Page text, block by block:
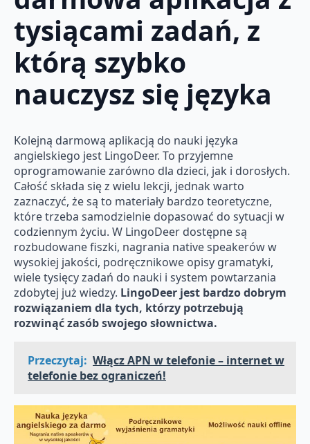
tysiącami zadań, z
którą szybko
nauczysz się języka
Kolejną darmową aplikacją do nauki języka
angielskiego jest LingoDeer. To przyjemne
oprogramowanie zarówno dla dzieci, jak i dorosłych.
Całość składa się z wielu lekcji, jednak warto
zaznaczyć, że są to materiały bardzo teoretyczne,
które trzeba samodzielnie dopasować do sytuacji w
codziennym życiu. W LingoDeer dostępne są
rozbudowane fiszki, nagrania native speakerów w
wysokiej jakości, podręcznikowe opisy gramatyki,
wiele tysięcy zadań do nauki i system powtarzania
zdobytej już wiedzy. LingoDeer jest bardzo dobrym
rozwiązaniem dla tych, którzy potrzebują
rozwinąć zasób swojego słownictwa.
Przeczytaj: Włącz APN w telefonie – internet w
telefonie bez ograniczeń!